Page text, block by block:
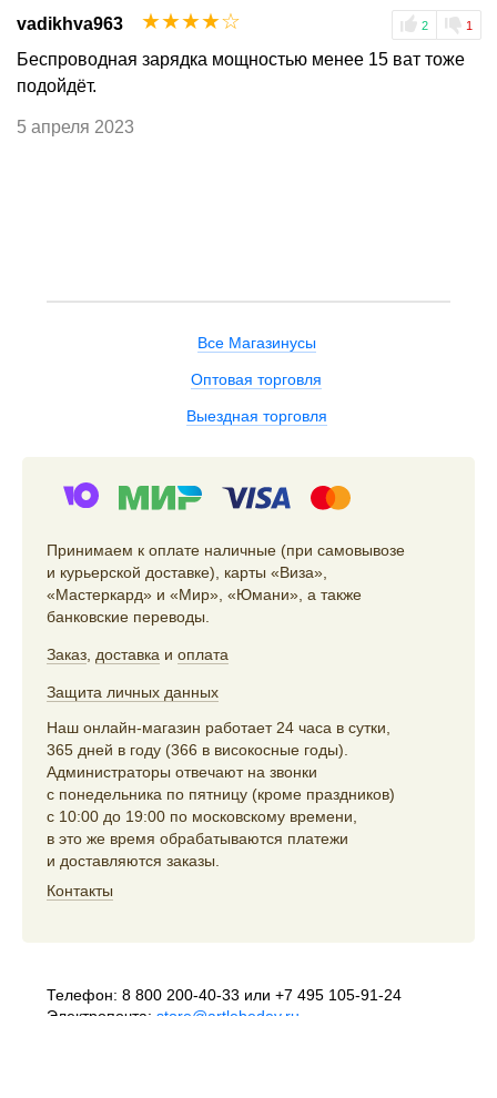
vadikhva963 2 1
☆
☆
☆
☆
☆
Беспроводная зарядка мощностью менее 15 ват тоже
подойдёт.
5 апреля 2023
Все Магазинусы
Оптовая торговля
Выездная торговля
Принимаем к оплате наличные (при самовывозе
и курьерской доставке), карты «Виза»,
«Мастеркард» и «Мир», «Юмани», а также
банковские переводы.
Заказ доставка и оплата
Защита личных данных
Наш онлайн-магазин работает 24 часа в сутки,
365 дней в году (366 в високосные годы).
Администраторы отвечают на звонки
с понедельника по пятницу (кроме праздников)
с 10:00 до 19:00 по московскому времени,
в это же время обрабатываются платежи
и доставляются заказы.
Контакты
Телефон: 8 800 200-40-33 или +7 495 105-91-24
Электропочта: store@artlebedev.ru